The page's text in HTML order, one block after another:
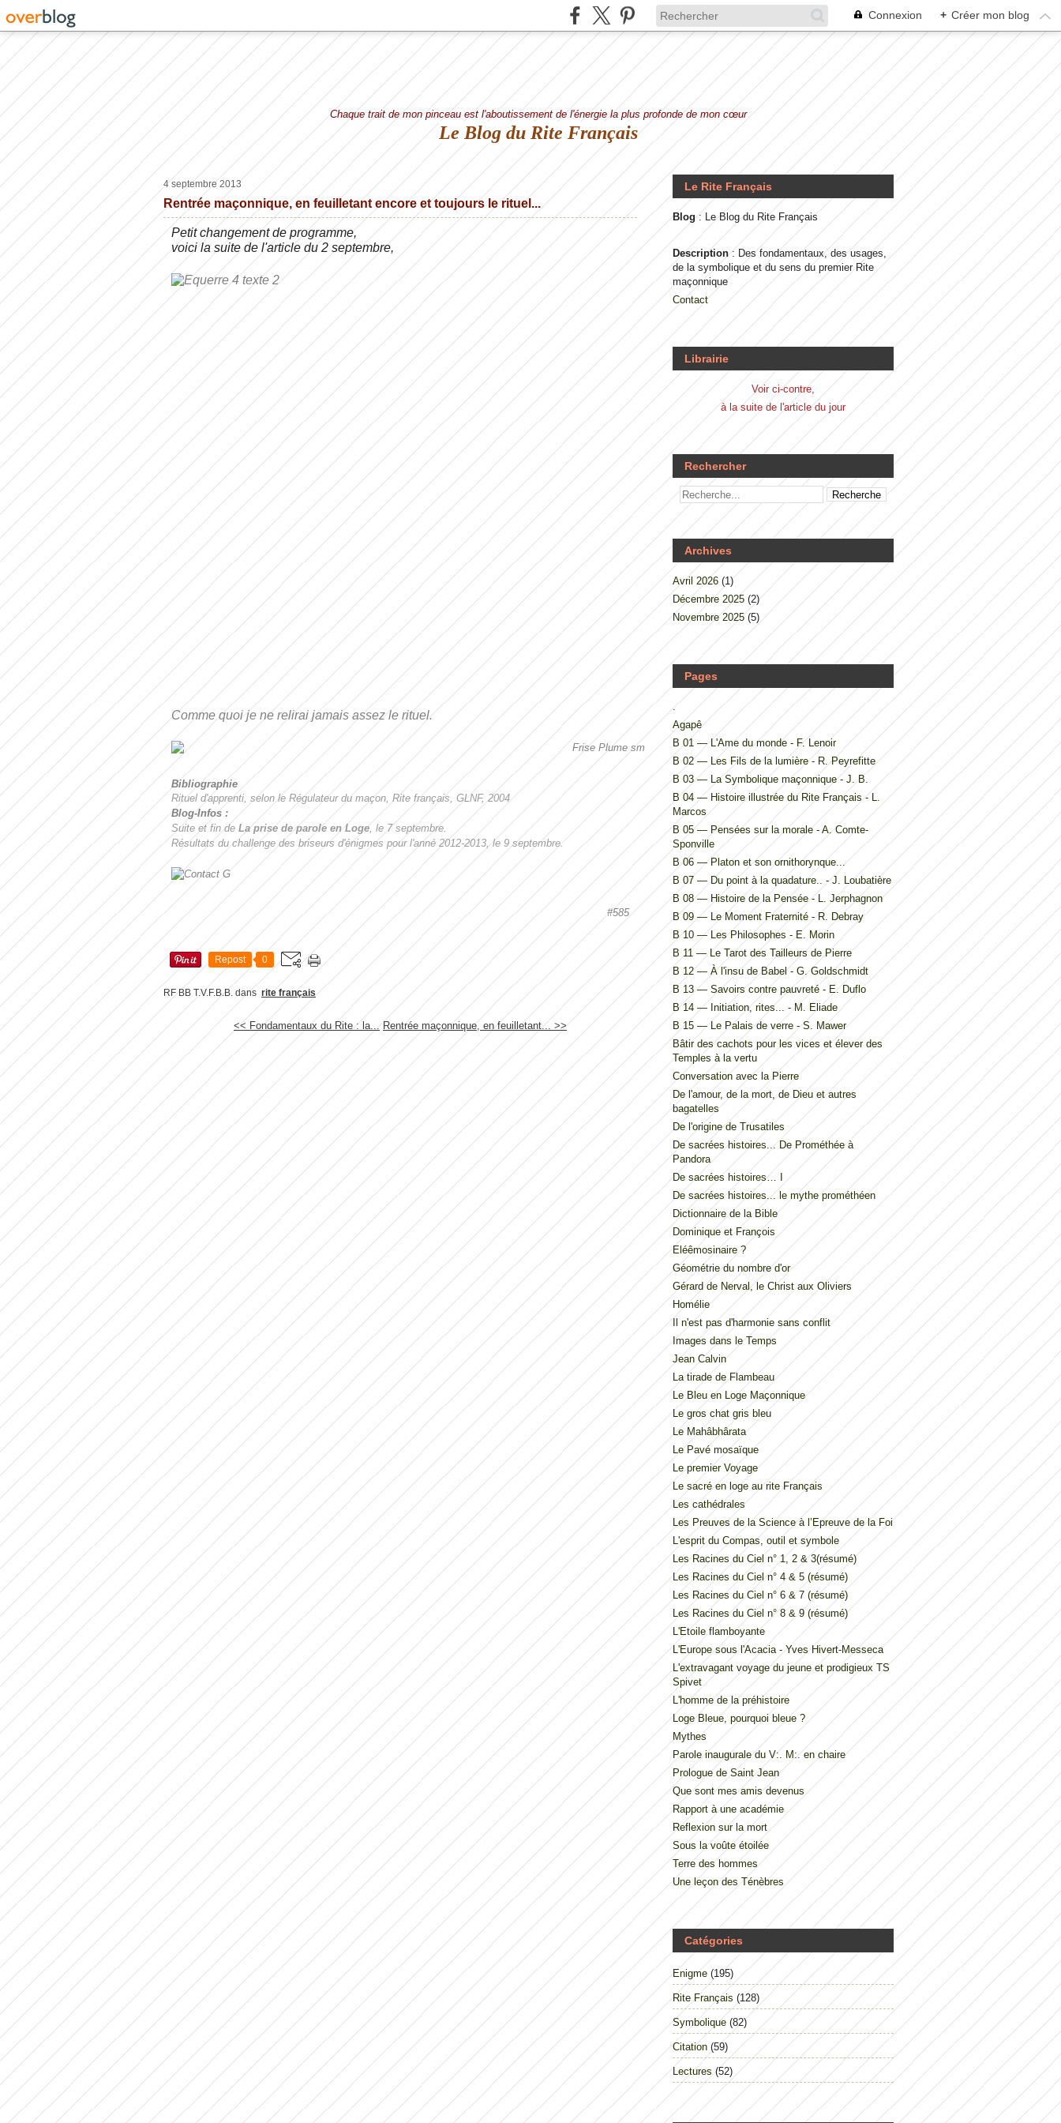
Connexion + Créer mon blog
Chaque trait de mon pinceau est l'aboutissement de l'énergie la plus profonde de mon cœur
Le Blog du Rite Français
4 septembre 2013
Rentrée maçonnique, en feuilletant encore et toujours le rituel...
Petit changement de programme,
voici la suite de l'article du 2 septembre,
Comme quoi je ne relirai jamais assez le rituel.
Bibliographie
Rituel d'apprenti, selon le Régulateur du maçon, Rite français, GLNF, 2004
Blog-Infos :
Suite et fin de La prise de parole en Loge, le 7 septembre.
Résultats du challenge des briseurs d'énigmes pour l'anné 2012-2013, le 9 septembre.
#585
Repost 0
RF BB T.V.F.B.B. dans rite français
<< Fondamentaux du Rite : la... Rentrée maçonnique, en feuilletant... >>
Le Rite Français
Blog : Le Blog du Rite Français
Description : Des fondamentaux, des usages,
de la symbolique et du sens du premier Rite
maçonnique
Contact
Librairie
Voir ci-contre,
à la suite de l'article du jour
Rechercher
Archives
Avril 2026 (1)
Décembre 2025 (2)
Novembre 2025 (5)
Pages
.
Agapê
B 01 — L'Ame du monde - F. Lenoir
B 02 — Les Fils de la lumière - R. Peyrefitte
B 03 — La Symbolique maçonnique - J. B.
B 04 — Histoire illustrée du Rite Français - L.
Marcos
B 05 — Pensées sur la morale - A. Comte-
Sponville
B 06 — Platon et son ornithorynque...
B 07 — Du point à la quadature.. - J. Loubatière
B 08 — Histoire de la Pensée - L. Jerphagnon
B 09 — Le Moment Fraternité - R. Debray
B 10 — Les Philosophes - E. Morin
B 11 — Le Tarot des Tailleurs de Pierre
B 12 — À l'insu de Babel - G. Goldschmidt
B 13 — Savoirs contre pauvreté - E. Duflo
B 14 — Initiation, rites... - M. Eliade
B 15 — Le Palais de verre - S. Mawer
Bâtir des cachots pour les vices et élever des
Temples à la vertu
Conversation avec la Pierre
De l'amour, de la mort, de Dieu et autres
bagatelles
De l'origine de Trusatiles
De sacrées histoires... De Prométhée à
Pandora
De sacrées histoires… I
De sacrées histoires... le mythe prométhéen
Dictionnaire de la Bible
Dominique et François
Eléêmosinaire ?
Géométrie du nombre d'or
Gérard de Nerval, le Christ aux Oliviers
Homélie
Il n'est pas d'harmonie sans conflit
Images dans le Temps
Jean Calvin
La tirade de Flambeau
Le Bleu en Loge Maçonnique
Le gros chat gris bleu
Le Mahâbhârata
Le Pavé mosaïque
Le premier Voyage
Le sacré en loge au rite Français
Les cathédrales
Les Preuves de la Science à l’Epreuve de la Foi
L'esprit du Compas, outil et symbole
Les Racines du Ciel n° 1, 2 & 3(résumé)
Les Racines du Ciel n° 4 & 5 (résumé)
Les Racines du Ciel n° 6 & 7 (résumé)
Les Racines du Ciel n° 8 & 9 (résumé)
L'Etoile flamboyante
L'Europe sous l'Acacia - Yves Hivert-Messeca
L'extravagant voyage du jeune et prodigieux TS
Spivet
L'homme de la préhistoire
Loge Bleue, pourquoi bleue ?
Mythes
Parole inaugurale du V:. M:. en chaire
Prologue de Saint Jean
Que sont mes amis devenus
Rapport à une académie
Reflexion sur la mort
Sous la voûte étoilée
Terre des hommes
Une leçon des Ténèbres
Catégories
Enigme (195)
Rite Français (128)
Symbolique (82)
Citation (59)
Lectures (52)